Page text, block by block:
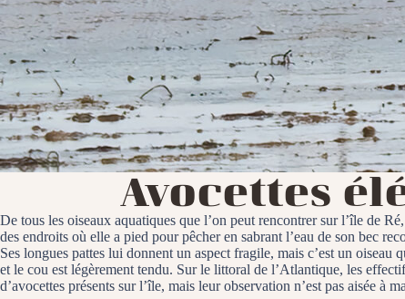
Avocettes
De tous les oiseaux aquatiques que l’on peut rencontrer sur l’île de
des endroits où elle a pied pour pêcher en sabrant l’eau de son bec
Ses longues pattes lui donnent un aspect fragile, mais c’est un
et le cou est légèrement tendu. Sur le littoral de l’Atlantique, les
d’avocettes présents sur l’île, mais leur observation n’est pas aisée à